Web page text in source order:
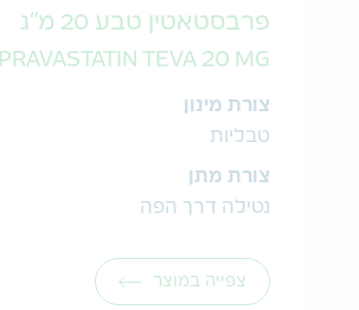
פרבסטאטין טבע 20 מ"ג
PRAVASTATIN TEVA 20 MG
צורת מינון
טבליות
צורת מתן
נטילה דרך הפה
צפייה במוצר